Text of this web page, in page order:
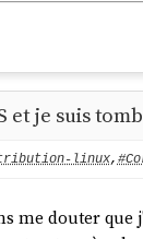
et je suis
linux,
me douter